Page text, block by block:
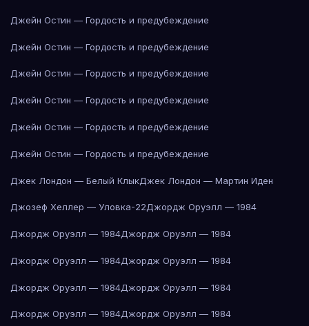
Джейн Остин — Гордость и предубеждение
Джейн Остин — Гордость и предубеждение
Джейн Остин — Гордость и предубеждение
Джейн Остин — Гордость и предубеждение
Джейн Остин — Гордость и предубеждение
Джейн Остин — Гордость и предубеждение
Джек Лондон — Белый КлыкДжек Лондон — Мартин Иден
Джозеф Хеллер — Уловка-22Джордж Оруэлл — 1984
Джордж Оруэлл — 1984Джордж Оруэлл — 1984
Джордж Оруэлл — 1984Джордж Оруэлл — 1984
Джордж Оруэлл — 1984Джордж Оруэлл — 1984
Джордж Оруэлл — 1984Джордж Оруэлл — 1984